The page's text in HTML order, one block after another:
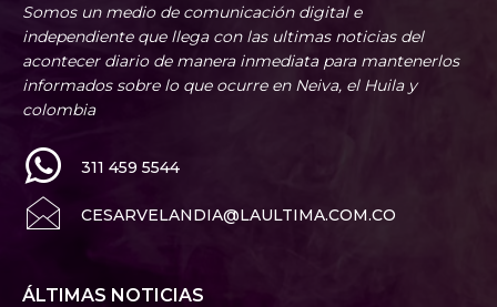
Somos un medio de comunicación digital e
independiente que llega con las ultimas noticias del
acontecer diario de manera inmediata para mantenerlos
informados sobre lo que ocurre en Neiva, el Huila y
colombia
311 459 5544
CESARVELANDIA@LAULTIMA.COM.CO
ÁLTIMAS NOTICIAS